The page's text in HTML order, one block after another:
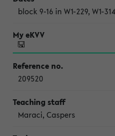
block 9-16 in W1-229, W1-
209520
Maraci, Caspers